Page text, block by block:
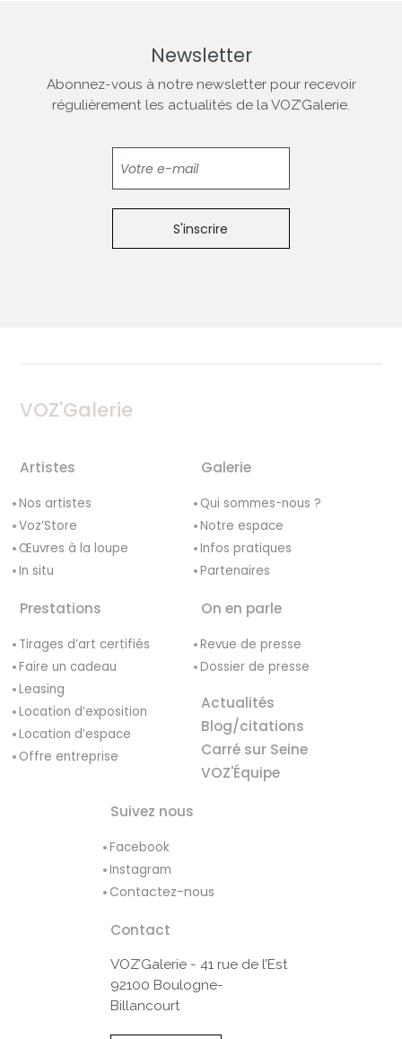
Newsletter
Abonnez-vous à notre newsletter pour recevoir
régulièrement les actualités de la VOZ’Galerie.
VOZ'Galerie
Artistes
Nos artistes
Voz’Store
Œuvres à la loupe
In situ
Galerie
Qui sommes-nous ?
Notre espace
Infos pratiques
Partenaires
Prestations
Tirages d’art certifiés
Faire un cadeau
Leasing
Location d’exposition
Location d’espace
Offre entreprise
On en parle
Revue de presse
Dossier de presse
Actualités
Blog/citations
Carré sur Seine
VOZ'Équipe
Suivez nous
Facebook
Instagram
Contactez-nous
Contact
VOZ’Galerie - 41 rue de l’Est
92100 Boulogne-
Billancourt